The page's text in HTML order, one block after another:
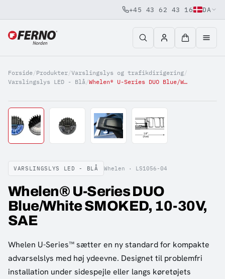
Jump to content
+45 43 62 43 16 DA
Forside/Produkter/Varslingslys og trafikdirigering/
Varslingslys LED - Blå/ Whelen® U-Series DUO Blue/White SMOKED, 10-30V, SAE
VARSLINGSLYS LED - BLÅ Whelen · LS1056-04
Whelen® U-Series DUO
Blue/White SMOKED, 10-30V,
SAE
Whelen U-Series™ sætter en ny standard for kompakte
advarselslys med høj ydeevne. Designet til problemfri
installation under sidespejle eller langs køretøjets